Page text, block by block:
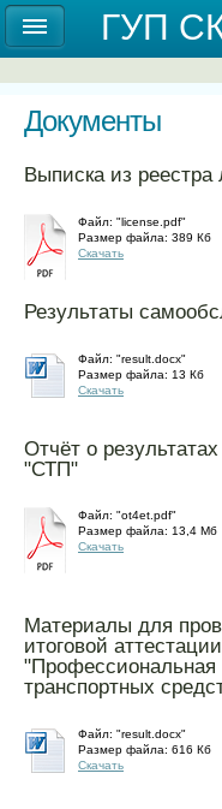
Документы
Выписка из реестра
Файл: "license.pdf"
Размер файла: 389 Кб
Скачать
Результаты
Файл: "result.docx"
Размер файла: 13 Кб
Скачать
Отчёт о
"СТП"
Файл: "ot4et.pdf"
Размер файла: 13,4 Mб
Скачать
Материалы для
итоговой
"Профессиональная
транспортных
Файл: "result.docx"
Размер файла: 616 Кб
Скачать
ГУП